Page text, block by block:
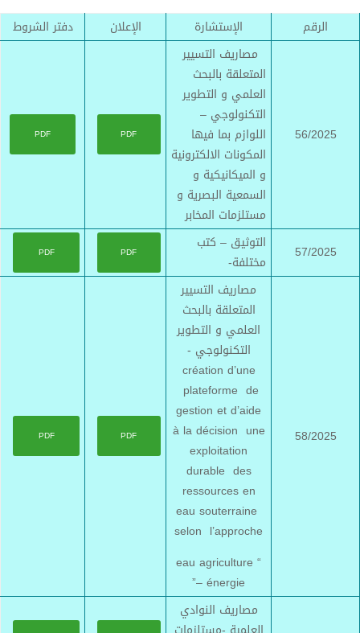
الرقم
الإستشارة الإعلان دفتر الشروط
56/2025
مصاريف التسيير
المتعلقة بالبحث
العلمي و التطوير
التكنولوجي –
اللوازم بما فيها
المكونات الالكترونية
و الميكانيكية و
السمعية البصرية و
مستلزمات المخابر
PDF
PDF
57/2025
التوثيق – كتب
مختلفة-
PDF
PDF
58/2025
مصاريف التسيير
المتعلقة بالبحث
العلمي و التطوير
التكنولوجي -
création d’une
plateforme de
gestion et d’aide
à la décision une
exploitation
durable des
ressources en
eau souterraine
selon l’approche
“eau agriculture
– énergie”
PDF
PDF
مصاريف النوادي